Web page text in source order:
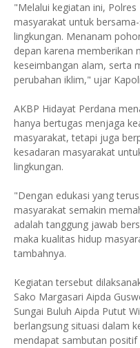
"Melalui kegiatan ini,
masyarakat untuk
lingkungan. Menanam
depan karena memberikan
keseimbangan alam, serta
perubahan iklim," ujar
AKBP Hidayat Perdana
hanya bertugas menjaga
masyarakat, tetapi juga
kesadaran masyarakat
lingkungan.
"Dengan edukasi yang
masyarakat semakin
adalah tanggung jawab
maka kualitas hidup
tambahnya.
Kegiatan tersebut
Sako Margasari Aipda
Sungai Buluh Aipda Putut
berlangsung situasi dalam
mendapat sambutan positif